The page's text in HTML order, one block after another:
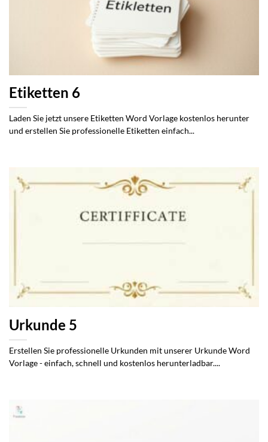
Etiketten 6
Laden Sie jetzt unsere Etiketten Word Vorlage kostenlos herunter
und erstellen Sie professionelle Etiketten einfach...
Urkunde 5
Erstellen Sie professionelle Urkunden mit unserer Urkunde Word
Vorlage - einfach, schnell und kostenlos herunterladbar....